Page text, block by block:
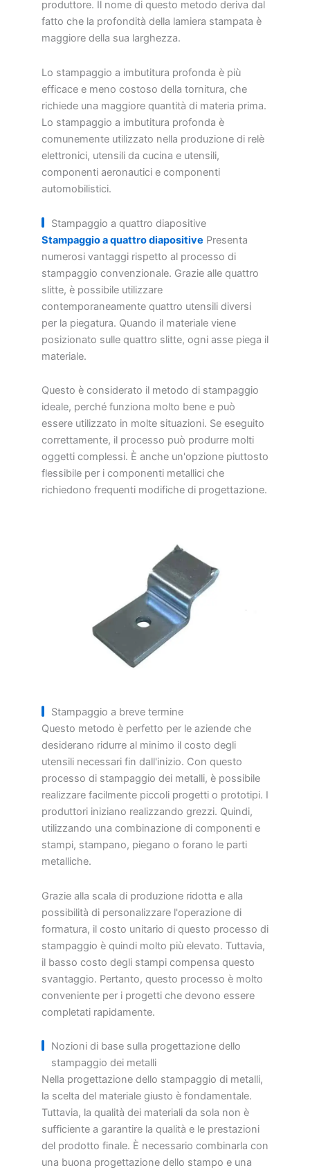
produttore. Il nome di questo metodo deriva dal
fatto che la profondità della lamiera stampata è
maggiore della sua larghezza.
Lo stampaggio a imbutitura profonda è più
efficace e meno costoso della tornitura, che
richiede una maggiore quantità di materia prima.
Lo stampaggio a imbutitura profonda è
comunemente utilizzato nella produzione di relè
elettronici, utensili da cucina e utensili,
componenti aeronautici e componenti
automobilistici.
Stampaggio a quattro diapositive
Stampaggio a quattro diapositive Presenta
numerosi vantaggi rispetto al processo di
stampaggio convenzionale. Grazie alle quattro
slitte, è possibile utilizzare
contemporaneamente quattro utensili diversi
per la piegatura. Quando il materiale viene
posizionato sulle quattro slitte, ogni asse piega il
materiale.
Questo è considerato il metodo di stampaggio
ideale, perché funziona molto bene e può
essere utilizzato in molte situazioni. Se eseguito
correttamente, il processo può produrre molti
oggetti complessi. È anche un'opzione piuttosto
flessibile per i componenti metallici che
richiedono frequenti modifiche di progettazione.
Stampaggio a breve termine
Questo metodo è perfetto per le aziende che
desiderano ridurre al minimo il costo degli
utensili necessari fin dall'inizio. Con questo
processo di stampaggio dei metalli, è possibile
realizzare facilmente piccoli progetti o prototipi. I
produttori iniziano realizzando grezzi. Quindi,
utilizzando una combinazione di componenti e
stampi, stampano, piegano o forano le parti
metalliche.
Grazie alla scala di produzione ridotta e alla
possibilità di personalizzare l'operazione di
formatura, il costo unitario di questo processo di
stampaggio è quindi molto più elevato. Tuttavia,
il basso costo degli stampi compensa questo
svantaggio. Pertanto, questo processo è molto
conveniente per i progetti che devono essere
completati rapidamente.
Nozioni di base sulla progettazione dello
stampaggio dei metalli
Nella progettazione dello stampaggio di metalli,
la scelta del materiale giusto è fondamentale.
Tuttavia, la qualità dei materiali da sola non è
sufficiente a garantire la qualità e le prestazioni
del prodotto finale. È necessario combinarla con
una buona progettazione dello stampo e una